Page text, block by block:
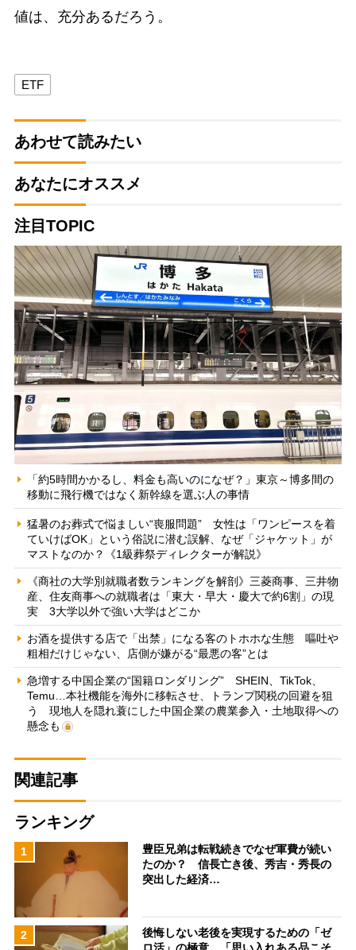
値は、充分あるだろう。
ETF
あわせて読みたい
あなたにオススメ
注目TOPIC
「約5時間かかるし、料金も高いのになぜ？」東京～博多間の
移動に飛行機ではなく新幹線を選ぶ人の事情
猛暑のお葬式で悩ましい“喪服問題” 女性は「ワンピースを着
ていけばOK」という俗説に潜む誤解、なぜ「ジャケット」が
マストなのか？《1級葬祭ディレクターが解説》
《商社の大学別就職者数ランキングを解剖》三菱商事、三井物
産、住友商事への就職者は「東大・早大・慶大で約6割」の現
実 3大学以外で強い大学はどこか
お酒を提供する店で「出禁」になる客のトホホな生態 嘔吐や
粗相だけじゃない、店側が嫌がる“最悪の客”とは
急増する中国企業の“国籍ロンダリング” SHEIN、TikTok、
Temu…本社機能を海外に移転させ、トランプ関税の回避を狙
う 現地人を隠れ蓑にした中国企業の農業参入・土地取得への
懸念も
関連記事
ランキング
1
豊臣兄弟は転戦続きでなぜ軍費が続い
たのか？ 信長亡き後、秀吉・秀長の
突出した経済…
2
後悔しない老後を実現するための「ゼ